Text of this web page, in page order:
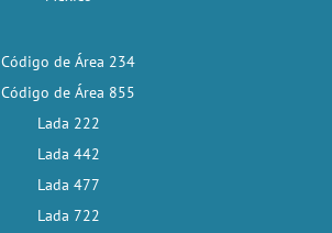
Código de Área 234
Código de Área 855
Lada 222
Lada 442
Lada 477
Lada 722